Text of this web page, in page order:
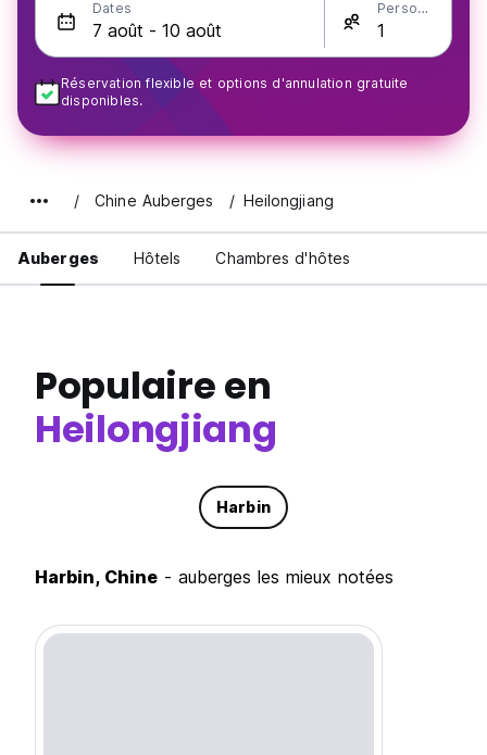
Dates Personnes
Réservation flexible et options d'annulation gratuite
disponibles.
Chine Auberges Heilongjiang
Auberges Hôtels Chambres d'hôtes
Populaire en
Heilongjiang
Harbin
Harbin, Chine - auberges les mieux notées